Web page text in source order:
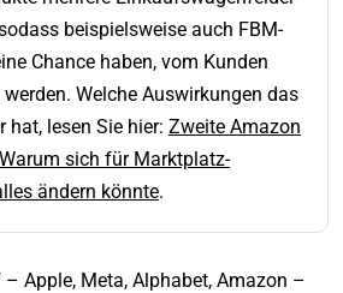
beispielsweise auch FBM-
Chance haben, vom Kunden
Welche Auswirkungen das
hat, lesen Sie hier: Zweite Amazon
sich für Marktplatz-
ändern könnte.
– Apple, Meta, Alphabet, Amazon –